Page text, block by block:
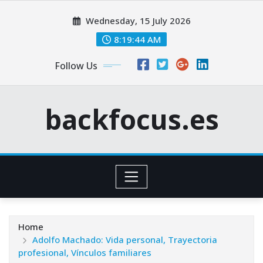
Wednesday, 15 July 2026
8:19:45 AM
Follow Us
backfocus.es
Home
Adolfo Machado: Vida personal, Trayectoria
profesional, Vínculos familiares